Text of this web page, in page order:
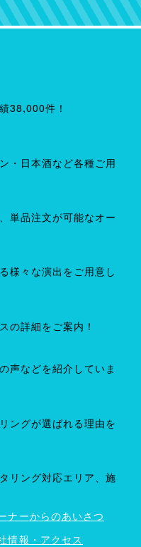
ラン
ュー
ン
38,000件！
・日本酒など各種ご用
単品注文が可能なオー
様々な演出をご用意し
の詳細をご案内！
声などを紹介していま
ングが選ばれる理由を
リング対応エリア、施
ナーからのあいさつ
情報・アクセス